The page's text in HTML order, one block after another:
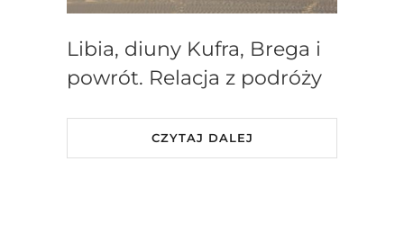
Libia, diuny Kufra, Brega i
powrót. Relacja z podróży
CZYTAJ DALEJ